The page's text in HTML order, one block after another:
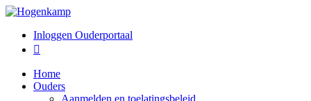
Inloggen Ouderportaal

Home
Ouders
Aanmelden en toelatingsbeleid